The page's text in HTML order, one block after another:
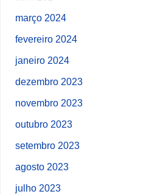
março 2024
fevereiro 2024
janeiro 2024
dezembro 2023
novembro 2023
outubro 2023
setembro 2023
agosto 2023
julho 2023